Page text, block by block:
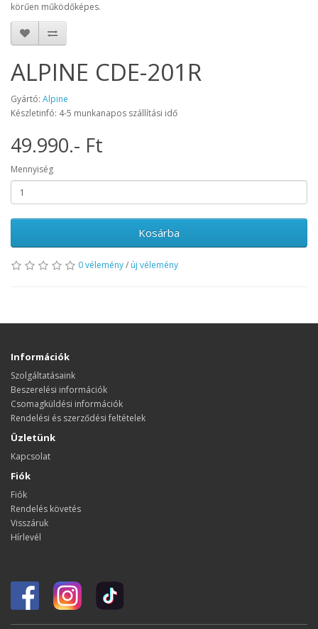
körűen működőképes.
ALPINE CDE-201R
Gyártó: Alpine
Készletinfó: 4-5 munkanapos szállítási idő
49.990.- Ft
Mennyiség
Kosárba
0 vélemény/ új vélemény
Információk
Szolgáltatásaink
Beszerelési információk
Csomagküldési információk
Rendelési és szerződési feltételek
Üzletünk
Kapcsolat
Fiók
Fiók
Rendelés követés
Visszáruk
Hírlevél